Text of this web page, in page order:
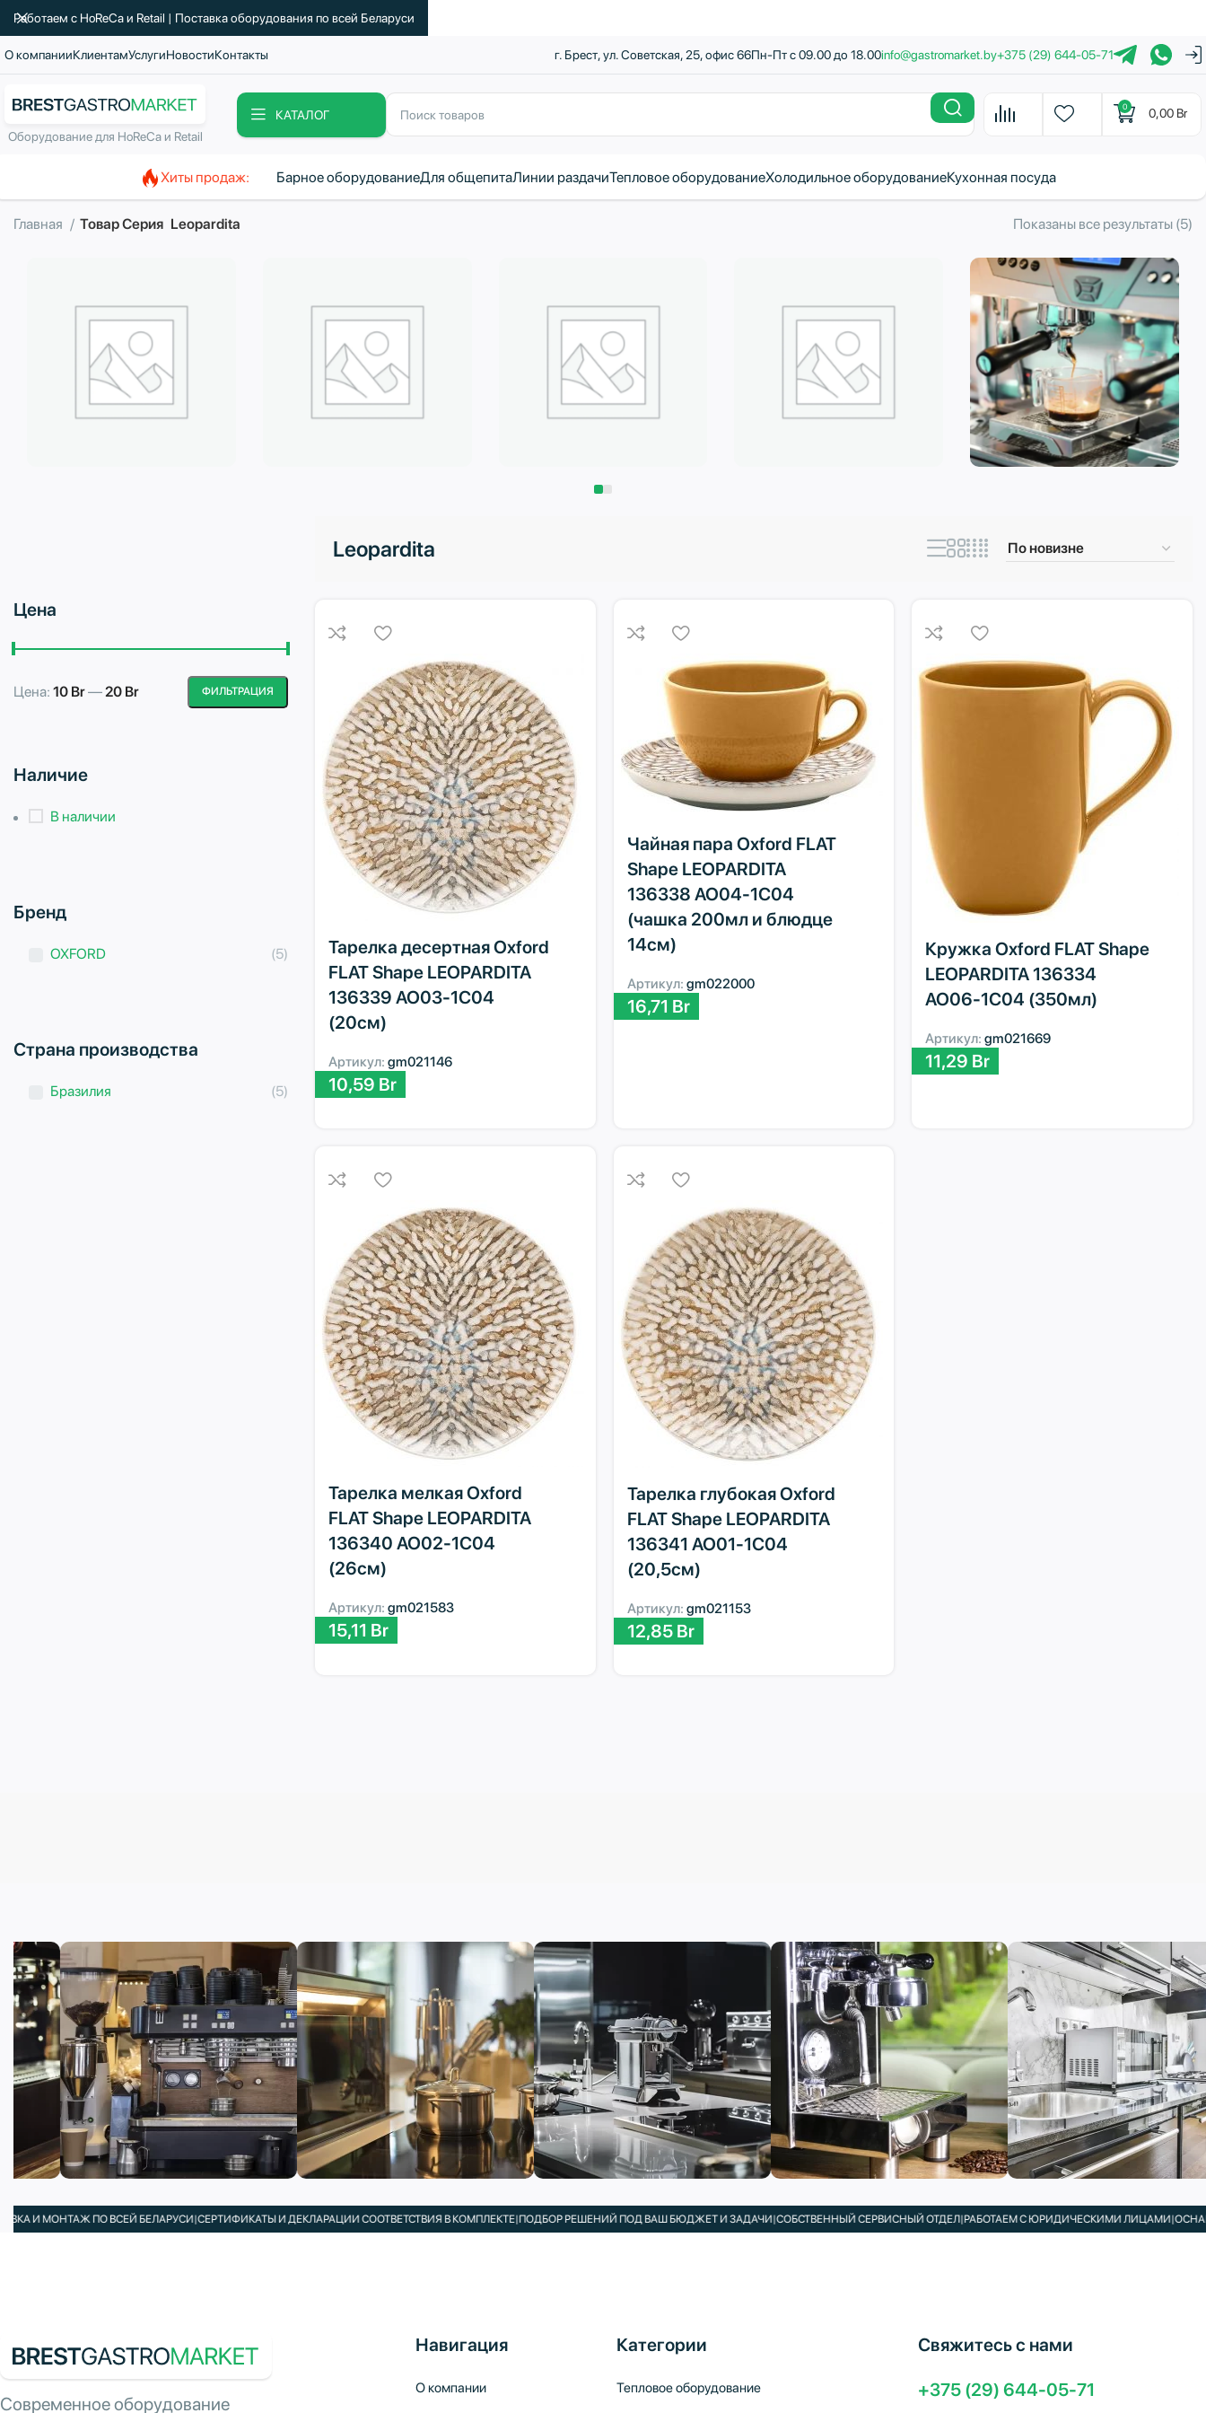
О компанииКлиентамУслугиНовостиКонтакты г. Брест, ул. Советская, 25, офис 66Пн-Пт с 09.00 до 18.00info@gastromarket.by+375 (29) 644-05-71
Оборудование для HoReCa и Retail
КАТАЛОГ
0 0,00 Br
Хиты продаж: Барное оборудованиеДля общепитаЛинии раздачиТепловое оборудованиеХолодильное оборудованиеКухонная посуда
Главная Товар Серия Leopardita Показаны все результаты (5)
Цена
Минимальная
Максимальная
ФИЛЬТРАЦИЯ
Цена: 10 Br—20 Br
Наличие
В наличии
Бренд
OXFORD (5)
Страна производства
Бразилия (5)
Leopardita
Тарелка десертная Oxford
FLAT Shape LEOPARDITA
136339 AO03-1C04
(20см)
Артикул: gm021146
10,59 Br
Чайная пара Oxford FLAT
Shape LEOPARDITA
136338 AO04-1C04
(чашка 200мл и блюдце
14см)
Артикул: gm022000
16,71 Br
Кружка Oxford FLAT Shape
LEOPARDITA 136334
AO06-1C04 (350мл)
Артикул:gm021669
11,29 Br
Тарелка мелкая Oxford
FLAT Shape LEOPARDITA
136340 AO02-1C04
(26см)
Артикул: gm021583
15,11 Br
Тарелка глубокая Oxford
FLAT Shape LEOPARDITA
136341 AO01-1C04
(20,5см)
Артикул: gm021153
12,85 Br
ПО ВСЕЙ БЕЛАРУСИ|СЕРТИФИКАТЫ И ДЕКЛАРАЦИИ СООТВЕТСТВИЯ В КОМПЛЕКТЕ|ПОДБОР РЕШЕНИЙ ПОД ВАШ БЮДЖЕТ И ЗАДАЧИ|СОБСТВЕННЫЙ СЕРВИСНЫЙ ОТДЕЛ|РАБОТАЕМ С ЮРИДИЧЕСКИМИ ЛИЦАМИ|ОСНАЩАЕМ
Современное оборудование
Навигация
О компании
Категории
Тепловое оборудование
Свяжитесь с нами
+375 (29) 644-05-71
Работаем с HoReCa и Retail | Поставка оборудования по всей Беларуси